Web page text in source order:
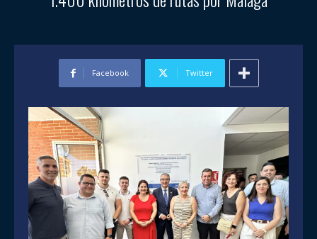
Facebook Twitter